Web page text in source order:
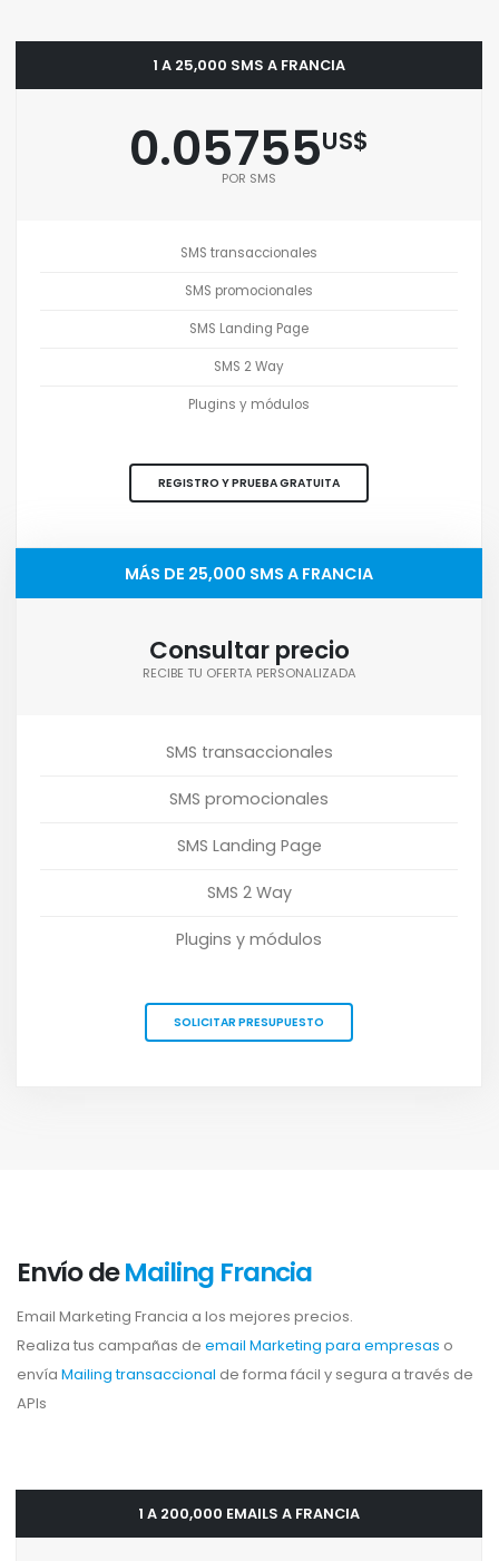
1 A 25,000 SMS A FRANCIA
0.05755US$
POR SMS
SMS transaccionales
SMS promocionales
SMS Landing Page
SMS 2 Way
Plugins y módulos
REGISTRO Y PRUEBA GRATUITA
MÁS DE 25,000 SMS A FRANCIA
Consultar precio
RECIBE TU OFERTA PERSONALIZADA
SMS transaccionales
SMS promocionales
SMS Landing Page
SMS 2 Way
Plugins y módulos
SOLICITAR PRESUPUESTO
Envío deMailing Francia
Email Marketing Francia a los mejores precios.
Realiza tus campañas de email Marketing para empresas o
envía Mailing transaccional de forma fácil y segura a través de
APIs
1 A 200,000 EMAILS A FRANCIA